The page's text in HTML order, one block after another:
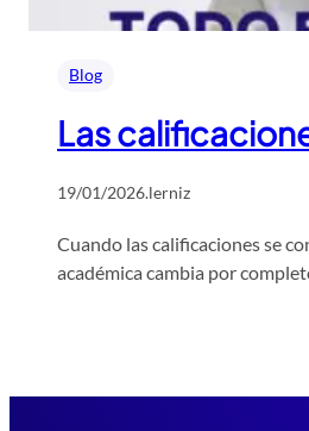
Blog
Las
19/01/2026.lerniz
Cuando las calificaciones se
académica cambia por